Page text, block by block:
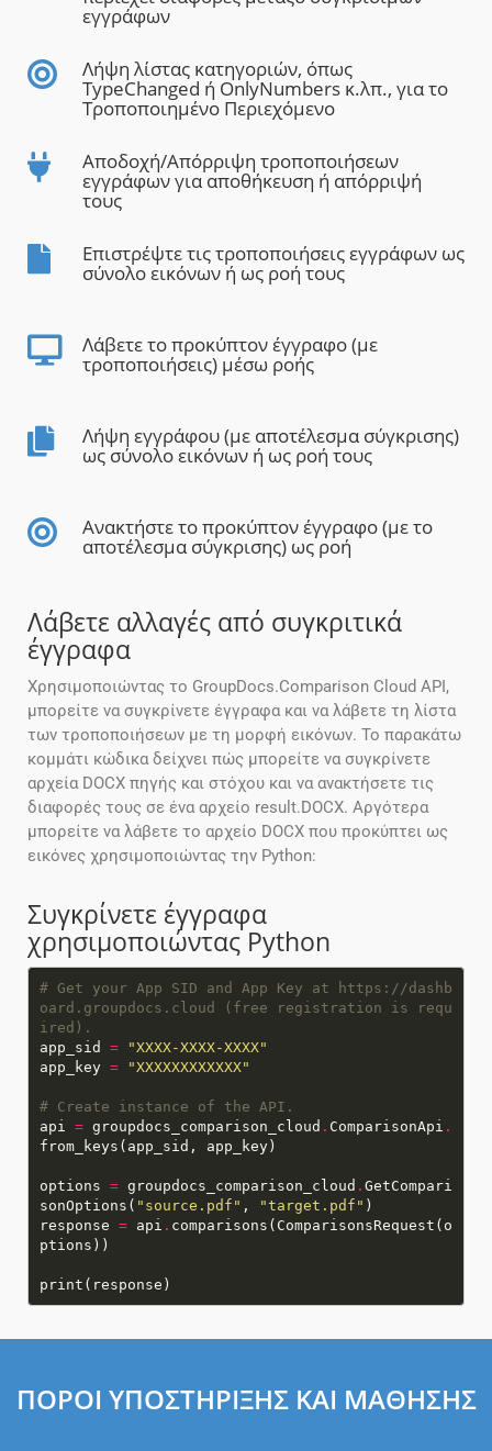
εγγράφων
Λήψη λίστας κατηγοριών, όπως
TypeChanged ή OnlyNumbers κ.λπ., για το
Τροποποιημένο Περιεχόμενο
Αποδοχή/Απόρριψη τροποποιήσεων
εγγράφων για αποθήκευση ή απόρριψή
τους
Επιστρέψτε τις τροποποιήσεις εγγράφων ως
σύνολο εικόνων ή ως ροή τους
Λάβετε το προκύπτον έγγραφο (με
τροποποιήσεις) μέσω ροής
Λήψη εγγράφου (με αποτέλεσμα σύγκρισης)
ως σύνολο εικόνων ή ως ροή τους
Ανακτήστε το προκύπτον έγγραφο (με το
αποτέλεσμα σύγκρισης) ως ροή
Λάβετε αλλαγές από συγκριτικά
έγγραφα
Χρησιμοποιώντας το GroupDocs.Comparison Cloud API,
μπορείτε να συγκρίνετε έγγραφα και να λάβετε τη λίστα
των τροποποιήσεων με τη μορφή εικόνων. Το παρακάτω
κομμάτι κώδικα δείχνει πώς μπορείτε να συγκρίνετε
αρχεία DOCX πηγής και στόχου και να ανακτήσετε τις
διαφορές τους σε ένα αρχείο result.DOCX. Αργότερα
μπορείτε να λάβετε το αρχείο DOCX που προκύπτει ως
εικόνες χρησιμοποιώντας την Python:
Συγκρίνετε έγγραφα
χρησιμοποιώντας Python
# Get your App SID and App Key at https://dashb
oard.groupdocs.cloud (free registration is requ
ired).
app_sid =
"XXXX-XXXX-XXXX"
app_key = "XXXXXXXXXXXX"
# Create instance of the API.
api =groupdocs_comparison_cloud . ComparisonApi .
options =groupdocs_comparison_cloud . GetCompari
sonOptions( "source.pdf" , "target.pdf"
response =api . comparisons(ComparisonsRequest(o
ΠΌΡΟΙ ΥΠΟΣΤΉΡΙΞΗΣ ΚΑΙ ΜΆΘΗΣΗΣ